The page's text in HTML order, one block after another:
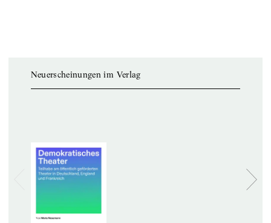
Neuerscheinungen im Verlag